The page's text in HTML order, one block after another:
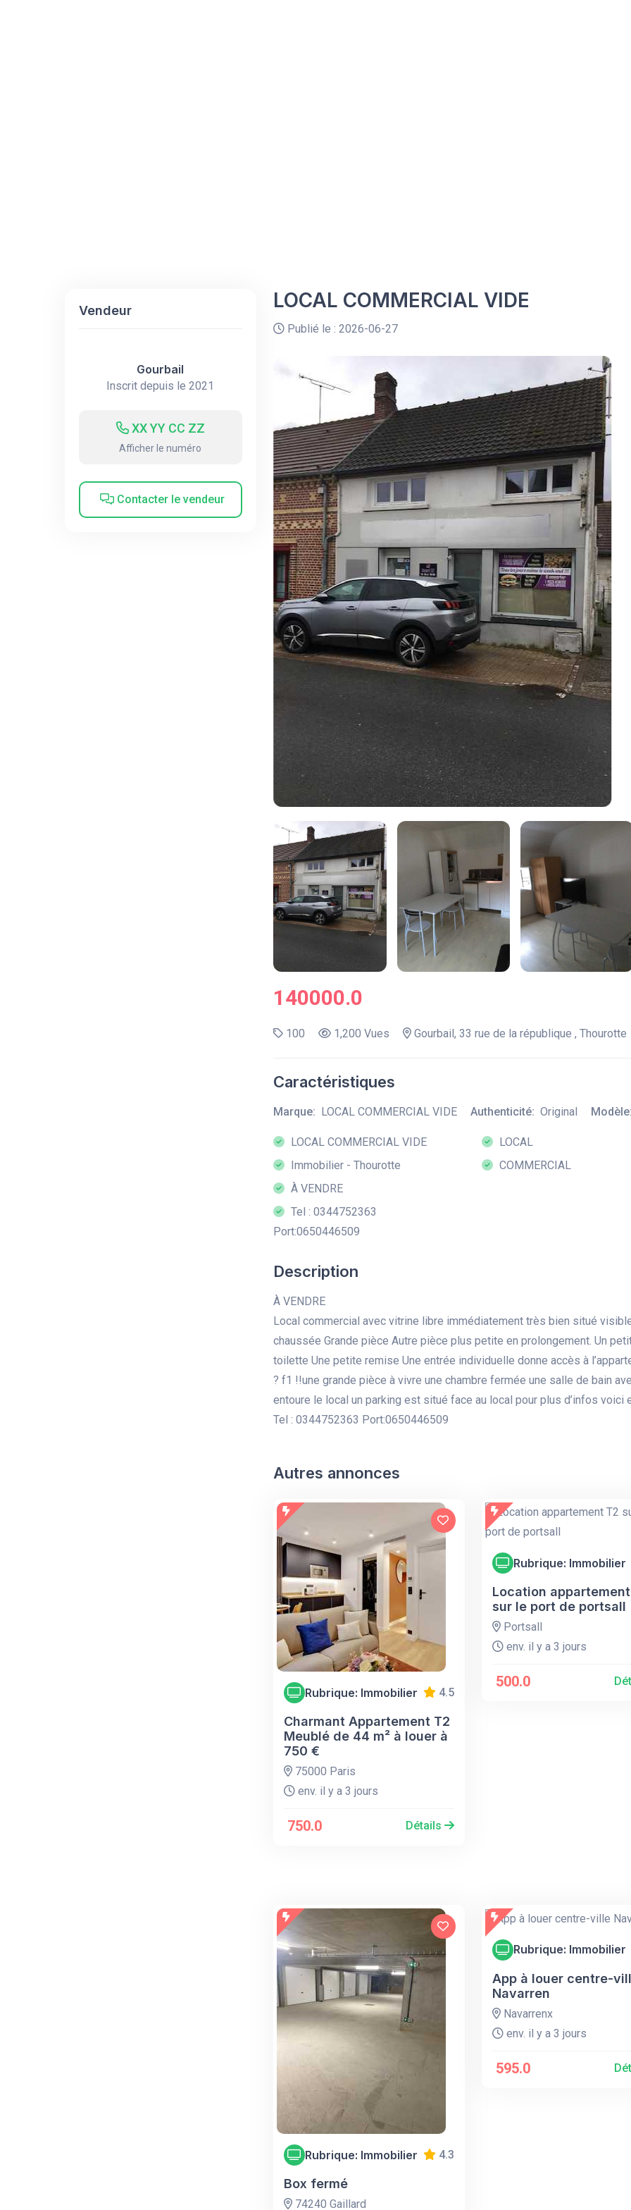
Vendeur
Gourbail
Inscrit depuis le 2021
XX YY CC ZZ
Afficher le numéro
Contacter le vendeur
LOCAL COMMERCIAL VIDE
Publié le : 2026-06-27
140000.0
100 1,200 Vues Gourbail, 33 rue de la république , Thourotte
Caractéristiques
Marque: LOCAL COMMERCIAL VIDE Authenticité: Original
LOCAL COMMERCIAL VIDE
Immobilier - Thourotte
À VENDRE
Tel : 0344752363
Port:0650446509
LOCAL
COMMERCIAL
Description
À VENDRE
Local commercial avec vitrine libre immédiatement très bien situé
chaussée Grande pièce Autre pièce plus petite en prolongement. Un
toilette Une petite remise Une entrée individuelle donne accès à
? f1 !!une grande pièce à vivre une chambre fermée une salle de bain
entoure le local un parking est situé face au local pour plus d’infos voici
Tel : 0344752363 Port:0650446509
Autres annonces
Rubrique: Immobilier 4.5
Charmant Appartement T2
Meublé de 44 m² à louer à
750 €
75000 Paris
env. il y a 3 jours
750.0 Détails
Rubrique: Immobilier
Location
sur le port de portsall
Portsall
env. il y a 3 jours
500.0
Rubrique: Immobilier 4.3
Box fermé
74240 Gaillard
Rubrique: Immobilier
App à louer centre-
Navarren
Navarrenx
env. il y a 3 jours
595.0